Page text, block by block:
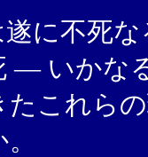
に不死
― いかな
これら